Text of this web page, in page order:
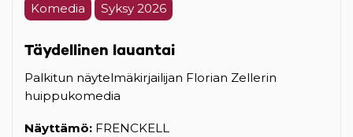
Komedia Syksy 2026
Täydellinen lauantai
Palkitun näytelmäkirjailijan Florian Zellerin
huippukomedia
Näyttämö: FRENCKELL